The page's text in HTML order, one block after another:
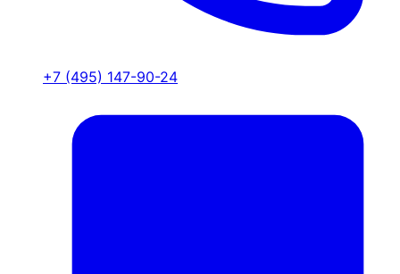
+7 (495) 147-90-24